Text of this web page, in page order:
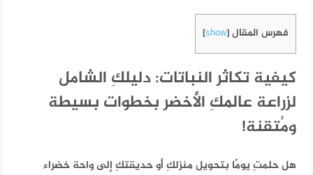
فهرس المقال [
show
]
كيفية تكاثر النباتات: دليلكِ الشامل
لزراعة عالمكِ الأخضر بخطوات بسيطة
ومُتقنة!
هل حلمتِ يومًا بتحويل منزلكِ أو حديقتكِ إلى واحة خضراء